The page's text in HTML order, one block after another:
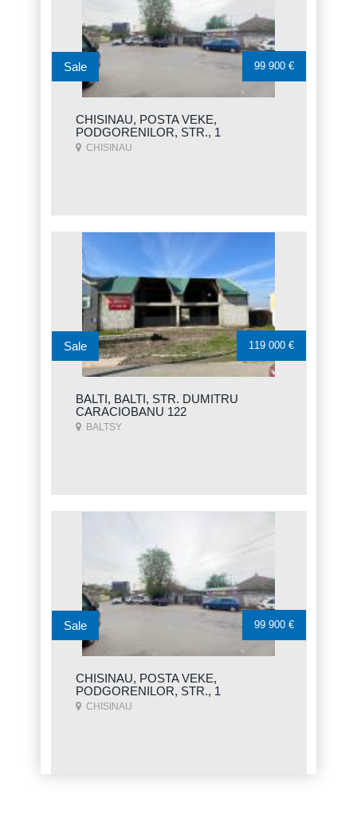
CHISINAU, POSTA VEKE,
PODGORENILOR, STR., 1
CHISINAU
Sale 99 900 €
BALTI, BALTI, STR. DUMITRU
CARACIOBANU 122
BALTSY
Sale 119 000 €
CHISINAU, POSTA VEKE,
PODGORENILOR, STR., 1
CHISINAU
Sale 99 900 €